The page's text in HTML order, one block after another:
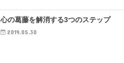
心の葛藤を解消する3つのステップ
2019.05.30